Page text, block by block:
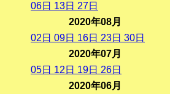
06日 13日 27日
2020年08月
02 日 09日 16日 23日 30日
2020年07月
05日 12 日 19日 26日
2020年06月